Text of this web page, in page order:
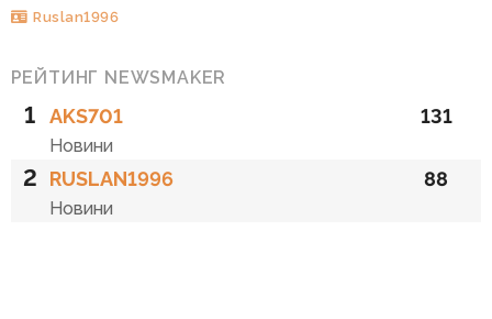
Ruslan1996
РЕЙТИНГ NEWSMAKER
1 AKS701
Новини
131
2 RUSLAN1996
Новини
88